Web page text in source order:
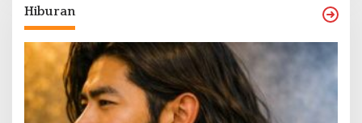
Hiburan